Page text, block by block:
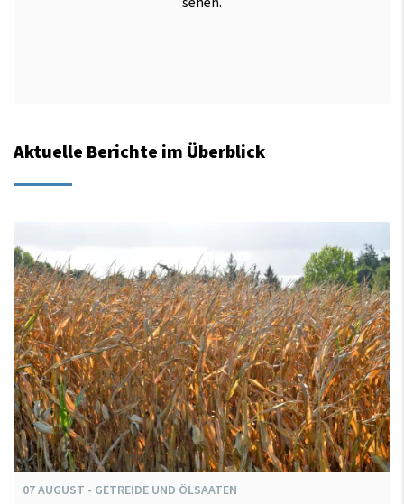
Aktuelle Berichte im Überblick
07AUGUST - GETREIDE UND ÖLSAATEN